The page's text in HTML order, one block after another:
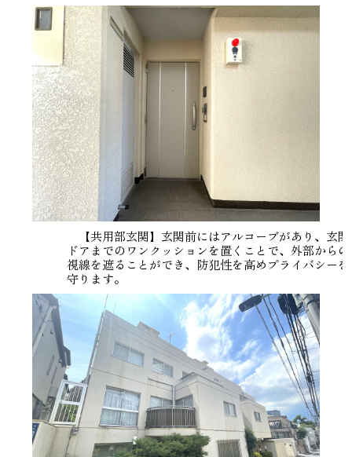
【共用部玄関】玄関前にはアルコーブがあり、玄関
ドアまでのワンクッションを置くことで、外部からの
視線を遮ることができ、防犯性を高めプライバシーを
守ります。